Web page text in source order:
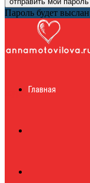
Пароль будет
журналГлавная